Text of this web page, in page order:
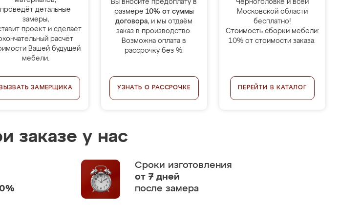
проведёт детальные
замеры,
проект и сделает
расчёт
Вашей будущей
мебели.
ВЫЗВАТЬ ЗАМЕРЩИКА
Вы вносите предоплату в
размере 10% от суммы
договора, и мы отдаём
заказ в производство.
Возможна оплата в
рассрочку без %.
УЗНАТЬ О РАССРОЧКЕ
Черноголовке и всей
Московской области
бесплатно!
Стоимость сборки мебели:
10% от стоимости заказа.
ПЕРЕЙТИ В КАТАЛОГ
заказе у нас
Сроки изготовления
от 7 дней
после замера